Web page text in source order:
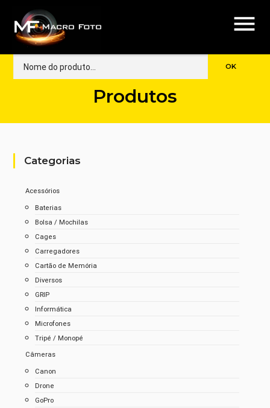
menu
Produtos
Categorias
Acessórios
Baterias
Bolsa / Mochilas
Cages
Carregadores
Cartão de Memória
Diversos
GRIP
Informática
Microfones
Tripé / Monopé
Câmeras
Canon
Drone
GoPro